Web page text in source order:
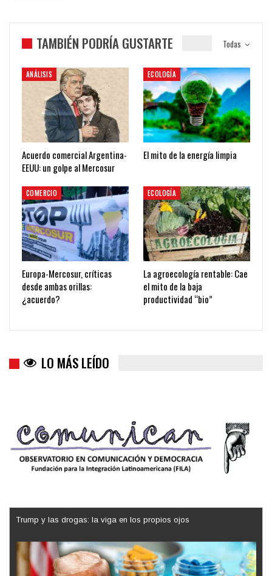
Todas
TAMBIÉN PODRÍA GUSTARTE
ANÁLISIS
Acuerdo comercial Argentina-
EEUU: un golpe al Mercosur
ECOLOGÍA
El mito de la energía limpia
COMERCIO
Europa-Mercosur, críticas
desde ambas orillas:
¿acuerdo?
ECOLOGÍA
La agroecología rentable: Cae
el mito de la baja
productividad “bio”
LO MÁS LEÍDO
Trump y las drogas: la viga en los propios ojos